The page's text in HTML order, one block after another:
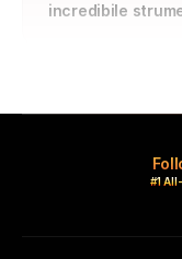
incredibile
#1